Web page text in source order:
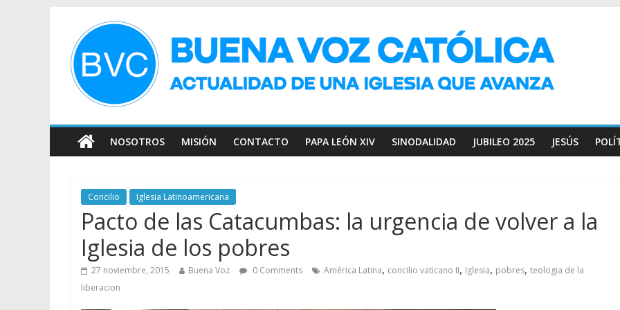
NOSOTROS MISIÓN CONTACTO PAPA LEÓN XIV SINODALIDAD JUBILEO 2025 JESÚS
Concilio Iglesia Latinoamericana
Pacto de las Catacumbas: la urgencia de volver a la
Iglesia de los pobres
27 noviembre, 2015 Buena Voz 0 Comments América Latina, concilio vaticano II, Iglesia, pobres, teologia de la
liberacion